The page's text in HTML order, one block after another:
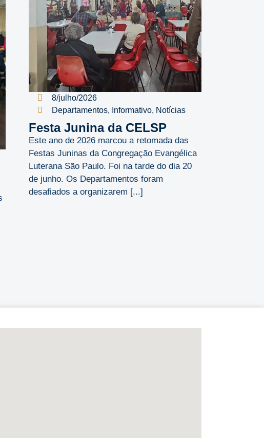
8/julho/2026
Departamentos, Informativo, Notícias
Festa Junina da CELSP
Este ano de 2026 marcou a retomada das
Festas Juninas da Congregação Evangélica
Luterana São Paulo. Foi na tarde do dia 20
de junho. Os Departamentos foram
desafiados a organizarem [...]